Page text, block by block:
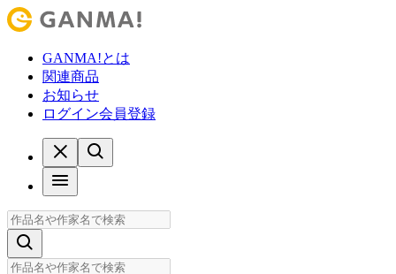
GANMA!とは
関連商品
お知らせ
ログイン会員登録